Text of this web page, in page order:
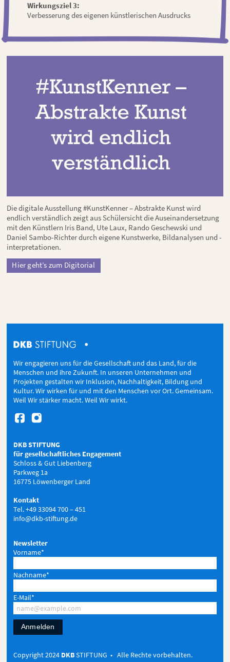
Wirkungsziel 3:
Verbesserung des eigenen künstlerischen Ausdrucks
Die digitale Ausstellung #KunstKenner – Abstrakte Kunst wird
endlich verständlich zeigt aus Schülersicht die Auseinandersetzung
mit den Künstlern Iris Band, Ute Laux, Rando Geschewski und
Daniel Sambo-Richter durch eigene Kunstwerke, Bildanalysen und -
interpretationen.
Hier geht’s zum Digitorial
Wir engagieren uns für die Gesellschaft und das Land, für die
Menschen und ihre Zukunft. In unseren Unternehmen und
Projekten gestalten wir Inklusion, Nachhaltigkeit, Bildung und
Kultur. Wir wirken für und mit den Menschen vor Ort. Gemeinsam.
Weil Wir stärker macht. Weil Wir wirkt.
 
DKB STIFTUNG
für gesellschaftliches Engagement
Schloss & Gut Liebenberg
Parkweg 1a
16775 Löwenberger Land
Kontakt
Tel. +49 33094 700 – 451
info@dkb-stiftung.de
Newsletter
Vorname*
Nachname*
E-Mail*
Anmelden
Copyright 2024 DKBSTIFTUNG • Alle Rechte vorbehalten.